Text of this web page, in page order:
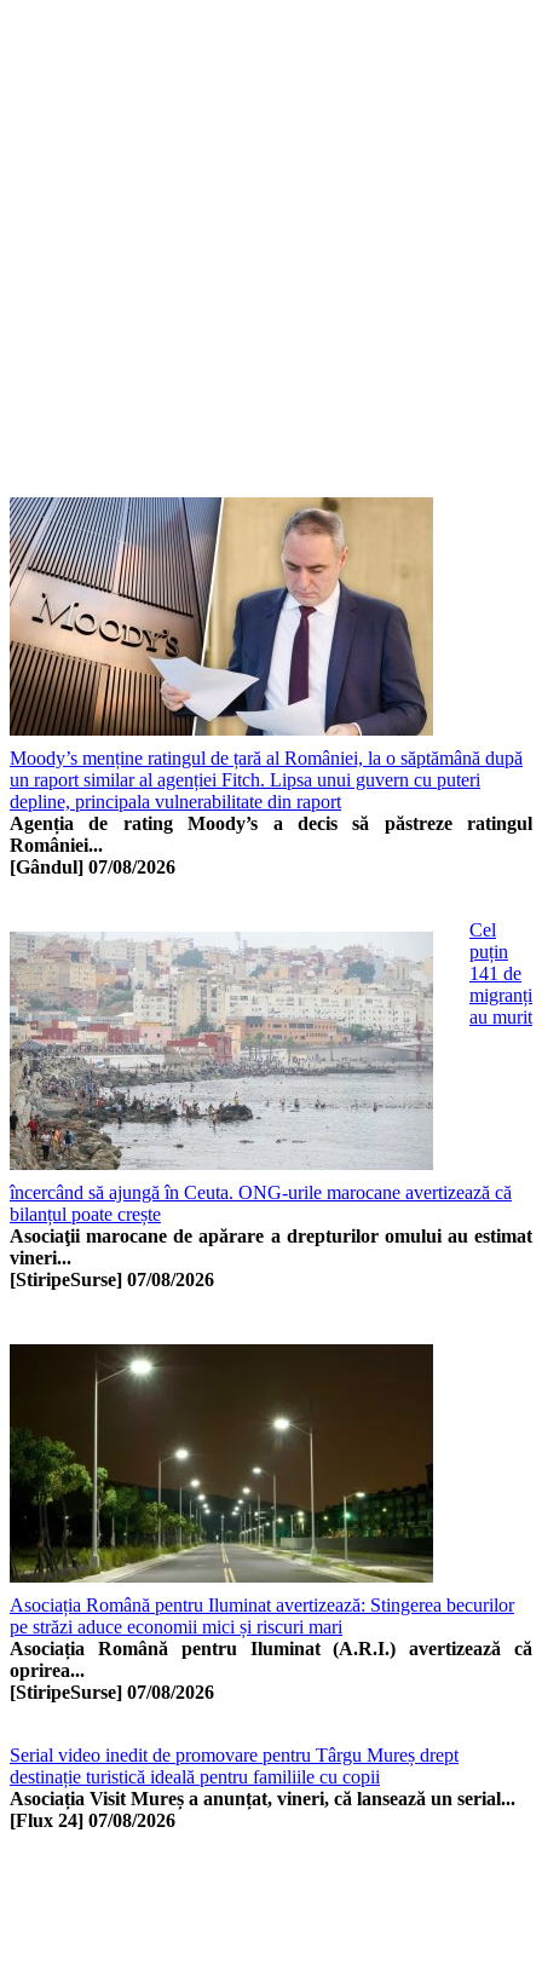
Moody’s menține ratingul de țară al României, la o săptămână după
un raport similar al agenției Fitch. Lipsa unui guvern cu puteri
depline, principala vulnerabilitate din raport
Agenția de rating Moody’s a decis să păstreze ratingul
României...
[Gândul] 07/08/2026
Cel
puțin
141 de
migranți
au murit
încercând să ajungă în Ceuta. ONG-urile marocane avertizează că
bilanțul poate crește
Asociaţii marocane de apărare a drepturilor omului au estimat
vineri...
[StiripeSurse] 07/08/2026
Asociația Română pentru Iluminat avertizează: Stingerea becurilor
pe străzi aduce economii mici și riscuri mari
Asociația Română pentru Iluminat (A.R.I.) avertizează că
oprirea...
[StiripeSurse] 07/08/2026
Serial video inedit de promovare pentru Târgu Mureș drept
destinație turistică ideală pentru familiile cu copii
Asociația Visit Mureș a anunțat, vineri, că lansează un serial...
[Flux 24] 07/08/2026